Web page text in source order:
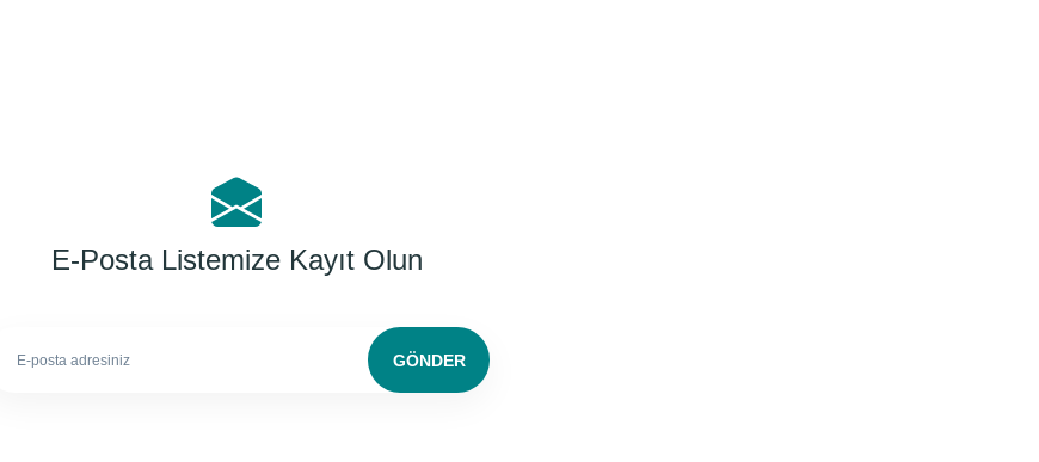
E-Posta Listemize Kayıt Olun
GÖNDER